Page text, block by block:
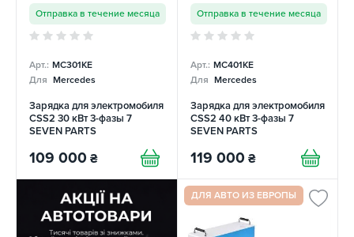
Отправка в течение месяца
Арт.: MC301KE
Для Mercedes
Зарядка для электромобиля
CSS2 30 кВт 3-фазы 7
SEVEN PARTS
109 000 ₴
Отправка в течение месяца
Арт.: MC401KE
Для Mercedes
Зарядка для электромобиля
CSS2 40 кВт 3-фазы 7
SEVEN PARTS
119 000 ₴
ДЛЯ АВТО ИЗ ЕВРОПЫ